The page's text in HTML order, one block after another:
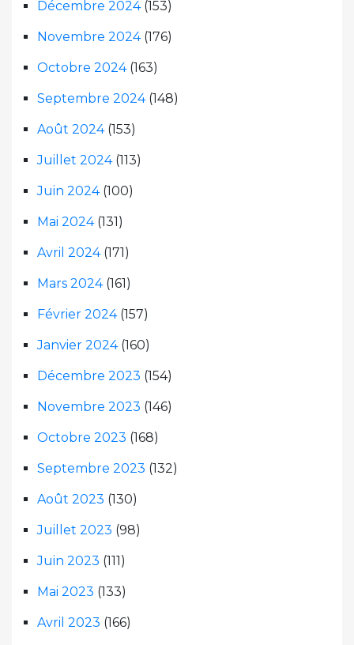
Décembre 2024(153)
Novembre 2024(176)
Octobre 2024(163)
Septembre 2024(148)
Août 2024(153)
Juillet 2024(113)
Juin 2024(100)
Mai 2024(131)
Avril 2024(171)
Mars 2024(161)
Février 2024(157)
Janvier 2024(160)
Décembre 2023 (154)
Novembre 2023 (146)
Octobre 2023 (168)
Septembre 2023 (132)
Août 2023 (130)
Juillet 2023 (98)
Juin 2023 (111)
Mai 2023 (133)
Avril 2023 (166)